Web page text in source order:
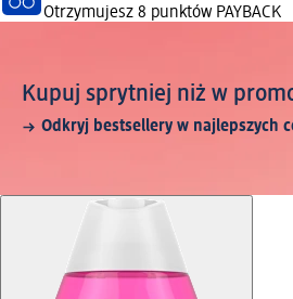
Otrzymujesz 8 punktów PAYBACK
Kupuj sprytniej niż w
Odkryj bestsellery w najlepszych